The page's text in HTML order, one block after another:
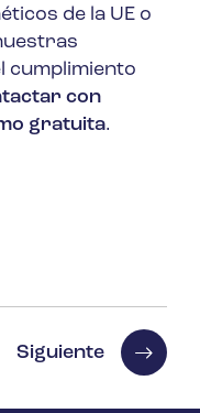
de la UE o
cumplimiento
con
gratuita.
Siguiente